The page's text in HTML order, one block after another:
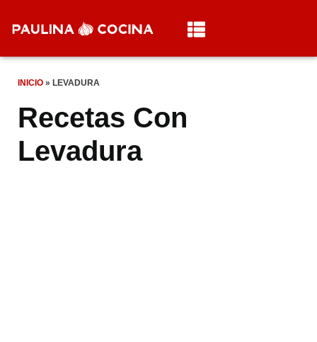
INICIO » LEVADURA
Recetas Con
Levadura